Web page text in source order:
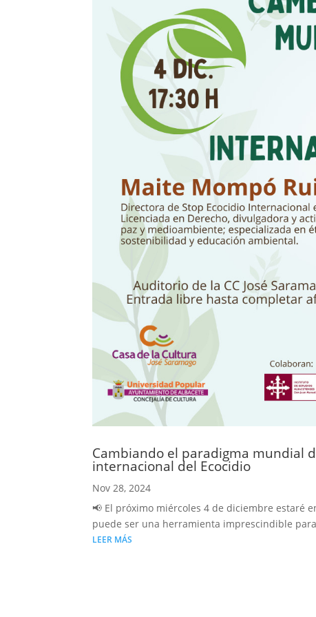
Cambiando el paradigma mundial
internacional del Ecocidio
Nov 28, 2024
📢 El próximo miércoles 4 de diciembre estaré
puede ser una herramienta imprescindible
LEER MÁS